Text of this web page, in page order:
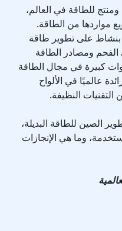
للطاقة في العالم،
مواردها من الطاقة.
بنشاط على تطوير طاقة
الفحم ومصادر الطاقة
كبيرة في مجال الطاقة
عالميًا في الألواح
التقنيات النظيفة.
الصين للطاقة البديلة،
وما هي الإنجازات